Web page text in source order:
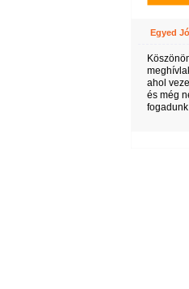
Egyed
ahol
és még